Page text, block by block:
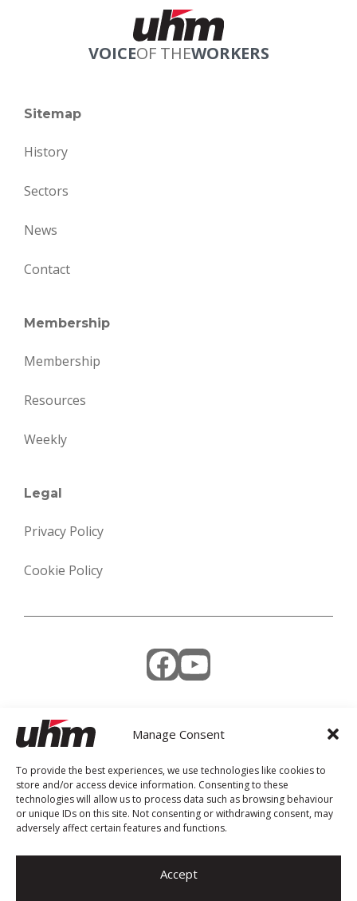
Manage Consent
To provide the best experiences, we use technologies like cookies to
store and/or access device information. Consenting to these
technologies will allow us to process data such as browsing behaviour
or unique IDs on this site. Not consenting or withdrawing consent, may
adversely affect certain features and functions.
Accept
VOICEOF THEWORKERS
Sitemap
History
Sectors
News
Contact
Membership
Membership
Resources
Weekly
Legal
Privacy Policy
Cookie Policy
Facebook
YouTube
Weekly Newsletter